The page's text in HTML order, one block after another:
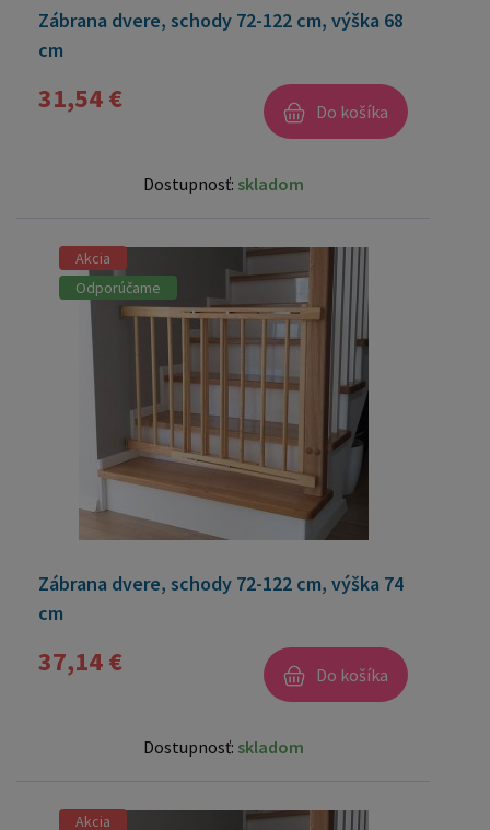
Zábrana dvere, schody 72-122 cm, výška 68
cm
31,54 € Do košíka
Dostupnosť: skladom
Akcia
Odporúčame
Zábrana dvere, schody 72-122 cm, výška 74
cm
37,14 € Do košíka
Dostupnosť: skladom
Akcia